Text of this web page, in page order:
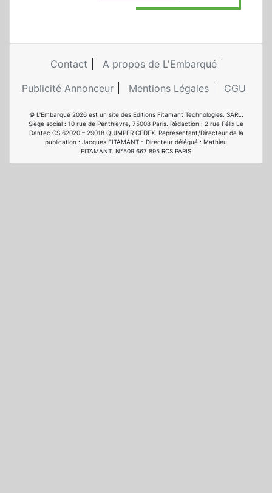
Contact
A propos de L'Embarqué
Publicité Annonceur
Mentions Légales CGU
© L'Embarqué 2026 est un site des Editions Fitamant Technologies. SARL.
Siège social : 10 rue de Penthièvre, 75008 Paris. Rédaction : 2 rue Félix Le
Dantec CS 62020 – 29018 QUIMPER CEDEX. Représentant/Directeur de la
publication : Jacques FITAMANT - Directeur délégué : Mathieu
FITAMANT. N°509 667 895 RCS PARIS